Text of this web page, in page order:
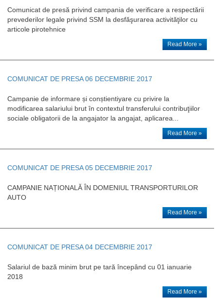
Comunicat de presă privind campania de verificare a respectării
prevederilor legale privind SSM la desfăşurarea activităţilor cu
articole pirotehnice
Read More »
COMUNICAT DE PRESA 06 DECEMBRIE 2017
Campanie de informare și conștientiyare cu privire la
modificarea salariului brut în contextul transferului contribuţiilor
sociale obligatorii de la angajator la angajat, aplicarea...
Read More »
COMUNICAT DE PRESA 05 DECEMBRIE 2017
CAMPANIE NAȚIONALĂ ÎN DOMENIUL TRANSPORTURILOR
AUTO
Read More »
COMUNICAT DE PRESA 04 DECEMBRIE 2017
Salariul de bază minim brut pe tară începând cu 01 ianuarie
2018
Read More »